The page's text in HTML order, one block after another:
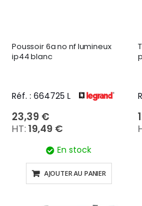
Poussoir 6a no nf lumineux
ip44 blanc
Réf. : 664725 L
23,39 €
19,49 €
En stock
AJOUTER AU PANIER